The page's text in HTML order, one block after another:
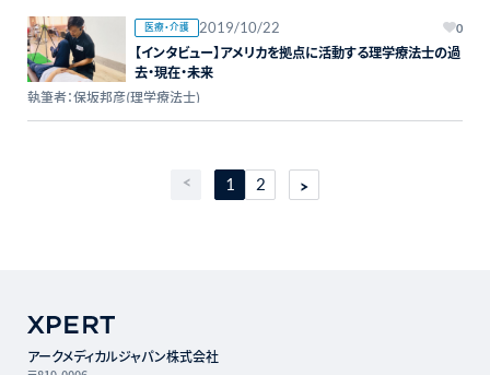
医療・介護 2019/10/22 0
【インタビュー】アメリカを拠点に活動する理学療法士の過
去・現在・未来
執筆者：保坂邦彦(理学療法士)
1 2
アークメディカルジャパン株式会社